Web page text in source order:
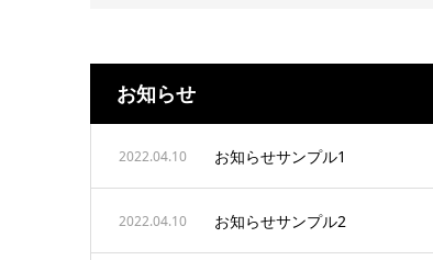
お知らせ
2022.04.10 お知らせサンプル1
2022.04.10 お知らせサンプル2